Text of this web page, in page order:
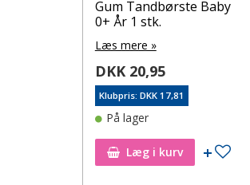
Tilføj til ønskeseddel
Gum Tandbørste Baby
0+ År 1 stk.
Læs mere »
DKK 20,95
Klubpris: DKK 17,81
På lager
Læg i kurv